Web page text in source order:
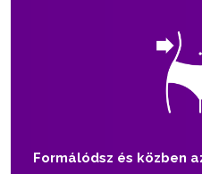
Formálódsz és közben